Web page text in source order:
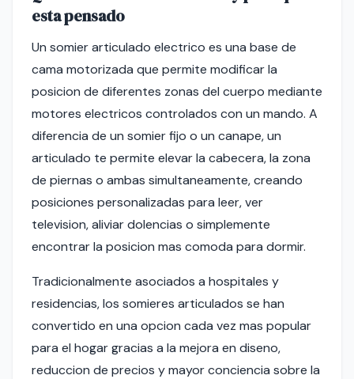
esta pensado
Un somier articulado electrico es una base de
cama motorizada que permite modificar la
posicion de diferentes zonas del cuerpo mediante
motores electricos controlados con un mando. A
diferencia de un somier fijo o un canape, un
articulado te permite elevar la cabecera, la zona
de piernas o ambas simultaneamente, creando
posiciones personalizadas para leer, ver
television, aliviar dolencias o simplemente
encontrar la posicion mas comoda para dormir.
Tradicionalmente asociados a hospitales y
residencias, los somieres articulados se han
convertido en una opcion cada vez mas popular
para el hogar gracias a la mejora en diseno,
reduccion de precios y mayor conciencia sobre la